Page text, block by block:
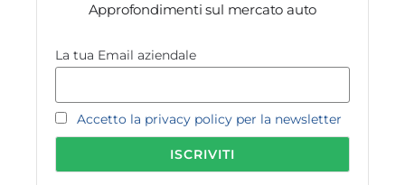
Approfondimenti sul mercato auto
La tua Email aziendale
Accetto la privacy policy per la newsletter